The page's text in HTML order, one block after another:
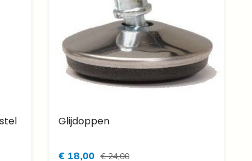
Glijdoppen
€ 18,00 € 24,00